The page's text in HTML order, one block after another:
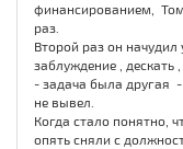
финансированием,
раз.
Второй раз он
заблуждение ,
- задача была другая
не вывел.
Когда стало понятно,
опять сняли с